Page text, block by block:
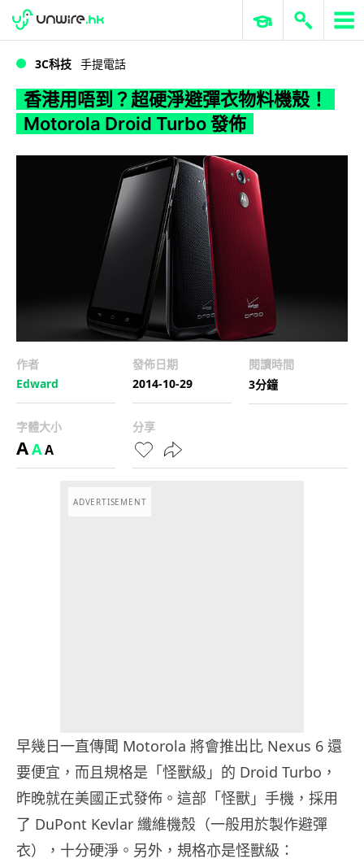
WWDC 2026 ERP 與商業 AI
3C科技 手提電話
香港用唔到？超硬淨避彈衣物料機殼！
Motorola Droid Turbo 發佈
作者
Edward
發佈日期
2014-10-29
閱讀時間
3分鐘
字體大小
AAA
分享
ADVERTISEMENT
早幾日一直傳聞 Motorola 將會推出比 Nexus 6 還
要便宜，而且規格是「怪獸級」的 Droid Turbo，
昨晚就在美國正式發佈。這部「怪獸」手機，採用
了 DuPont Kevlar 纖維機殼（一般用於製作避彈
衣），十分硬淨。另外，規格亦是怪獸級：